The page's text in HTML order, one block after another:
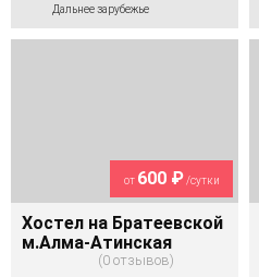
Дальнее зарубежье
от 600 ₽/сутки
Хостел на Братеевской
м.Алма-Атинская
0 отзывов